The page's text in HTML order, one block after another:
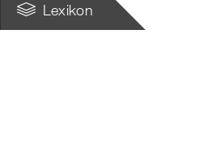
Lexikon